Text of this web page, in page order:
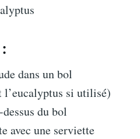
dans un bol
si utilisé)
du bol
avec une serviette